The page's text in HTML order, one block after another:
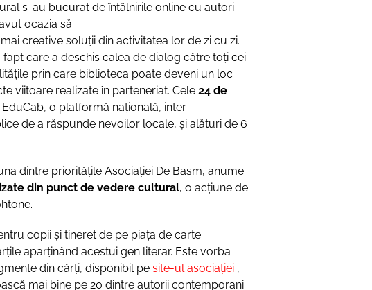
s-au bucurat de întâlnirile online cu autori
ocazia să
creative soluții din activitatea lor de zi cu zi.
care a deschis calea de dialog către toți cei
prin care biblioteca poate deveni un loc
viitoare realizate în parteneriat. Cele 24 de
o platformă națională, inter-
de a răspunde nevoilor locale, și alături de 6
dintre prioritățile Asociației De Basm, anume
din punct de vedere cultural, o acțiune de
copii și tineret de pe piața de carte
aparținând acestui gen literar. Este vorba
din cărți, disponibil pe site-ul asociației,
mai bine pe 20 dintre autorii contemporani